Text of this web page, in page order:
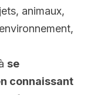
animaux,
se
connaissant